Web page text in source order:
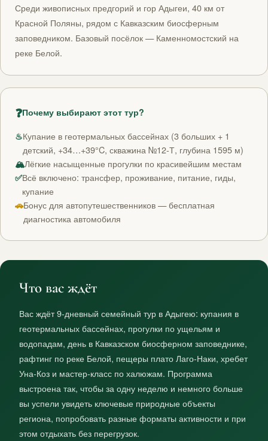
Среди живописных предгорий и гор Адыгеи, 40 км от
Красной Поляны, рядом с Кавказским биосферным
заповедником. Базовый посёлок — Каменномостский на
реке Белой.
❓Почему выбирают этот тур?
♨Купание в геотермальных бассейнах (3 больших + 1
детский, +34…+39°C, скважина №12-Т, глубина 1595 м)
🏔Лёгкие насыщенные прогулки по красивейшим местам
✅Всё включено: трансфер, проживание, питание, гиды,
купание
🚗Бонус для автопутешественников — бесплатная
диагностика автомобиля
Что вас ждёт
Вас ждёт 9‑дневный семейный тур в Адыгею: купания в
геотермальных бассейнах, прогулки по ущельям и
водопадам, день в Кавказском биосферном заповеднике,
рафтинг по реке Белой, пещеры плато Лаго‑Наки, хребет
Уна‑Коз и мастер‑класс по халюжам. Программа
выстроена так, чтобы за одну неделю и немного больше
вы успели увидеть ключевые природные объекты
региона, попробовать разные форматы активности и при
этом отдыхать без перегрузок.